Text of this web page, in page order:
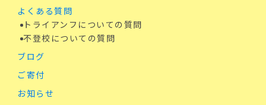
よくある質問
トライアンフについての質問
不登校についての質問
ブログ
ご寄付
お知らせ